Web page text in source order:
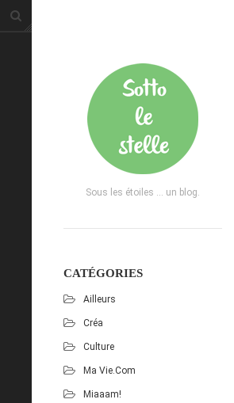
Sous les étoiles ... un blog.
CATÉGORIES
Ailleurs
Créa
Culture
Ma Vie.com
Miaaam!